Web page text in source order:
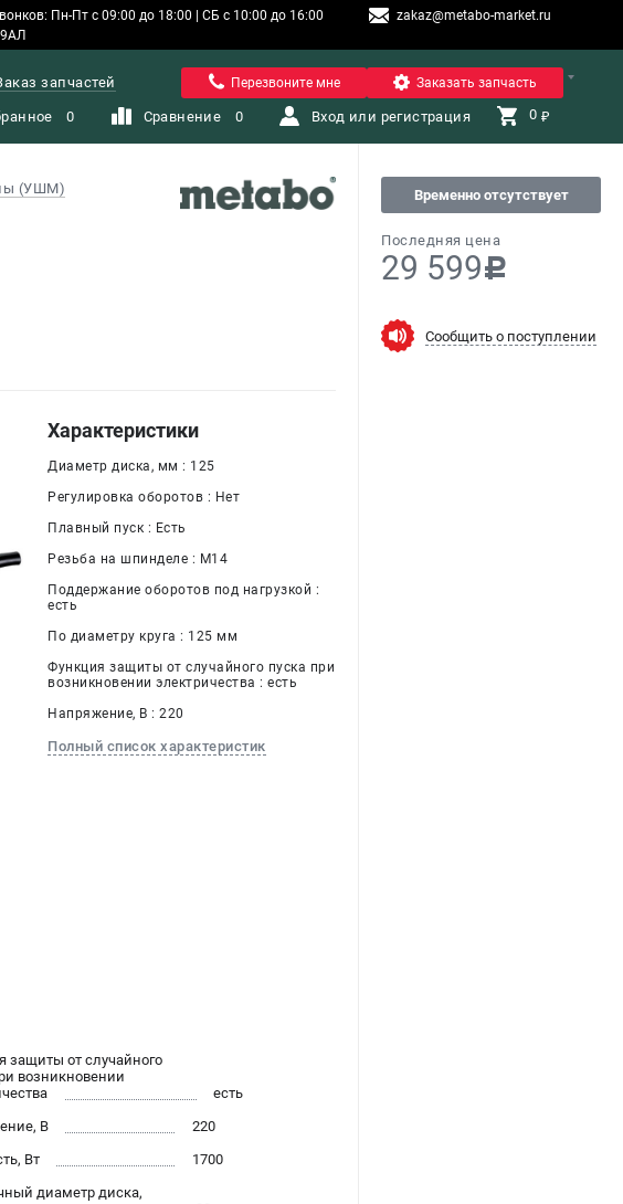
Пн-Пт с 09:00 до 18:00 | СБ с 10:00 до 16:00
zakaz@metabo-market.ru
Санкт-Петербург
запчастей Перезвоните мне Заказать запчасть
0 Сравнение 0 Вход или регистрация 0 ₽
(УШМ) Временно отсутствует
Последняя цена
29 599c
Сообщить о поступлении
Характеристики
Диаметр диска, мм : 125
Регулировка оборотов : Нет
Плавный пуск : Есть
Резьба на шпинделе : М14
Поддержание оборотов под нагрузкой :
есть
По диаметру круга : 125 мм
Функция защиты от случайного пуска при
возникновении электричества : есть
Напряжение, В : 220
Полный список характеристик
защиты от случайного
возникновении
есть
В
220
Вт
1700
диаметр диска,